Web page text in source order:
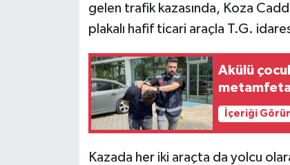
gelen trafik kazasında, Koza
plakalı hafif ticari araçla T.G.
Akülü
İçeriği
Kazada her iki araçta da yolcu